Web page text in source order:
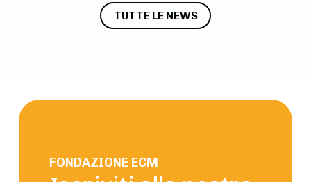
TUTTE LE NEWS
FONDAZIONE ECM